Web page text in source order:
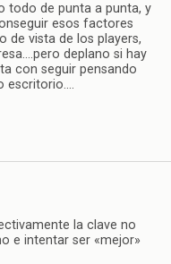
todo de punta a punta, y
esos factores
de vista de los players,
deplano si hay
con seguir pensando
escritorio….
la clave no
e intentar ser «mejor»